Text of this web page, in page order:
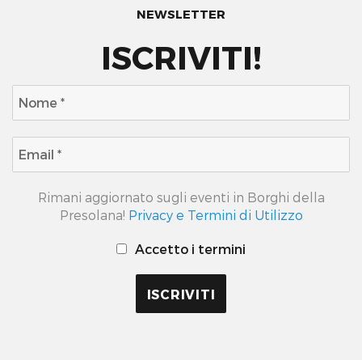
NEWSLETTER
ISCRIVITI!
Rimani aggiornato sugli eventi in Borghi della
Presolana! Privacy e Termini di Utilizzo
Accetto i termini